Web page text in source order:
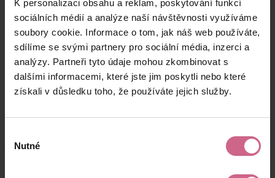
K personalizaci obsahu a reklam, poskytování funkcí
sociálních médií a analýze naší návštěvnosti využíváme
soubory cookie. Informace o tom, jak náš web používáte,
sdílíme se svými partnery pro sociální média, inzerci a
analýzy. Partneři tyto údaje mohou zkombinovat s
dalšími informacemi, které jste jim poskytli nebo které
získali v důsledku toho, že používáte jejich služby.
souhlasu
Nutné
M****
S****
29. 12. 2024
21:46:57
W****
10 000 Kč
29. 12. 2024
21:40:10
5 000 Kč
E****
J****
725 Kč
29. 12. 2024
21:34:34
362 Kč
keyboard_arrow_left keyboard_arrow_right